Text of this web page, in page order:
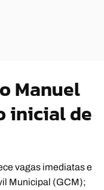
Manuel
inicial de
vagas imediatas e
Municipal (GCM);